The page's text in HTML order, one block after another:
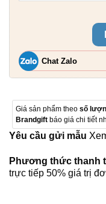
Chat Zalo
Giá sản phẩm theo số
Brandgift báo giá chi tiết
Yêu cầu gửi mẫu
Phương thức thanh
trực tiếp 50% giá trị